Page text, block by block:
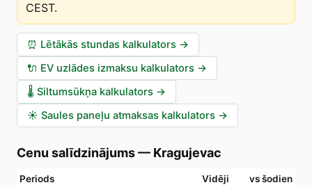
CEST.
⏰ Lētākās stundas kalkulators →
🔌 EV uzlādes izmaksu kalkulators →
🌡️ Siltumsūkņa kalkulators →
☀️ Saules paneļu atmaksas kalkulators →
Cenu salīdzinājums— Kragujevac
Periods Vidēji vs šodien